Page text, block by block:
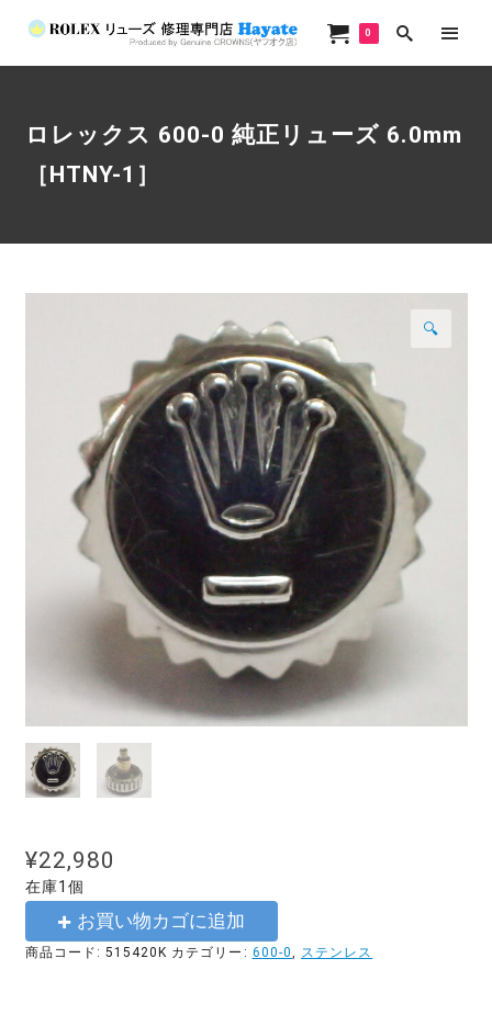
0
ロレックス 600-0 純正リューズ 6.0mm
［HTNY-1］
🔍
¥22,980
在庫1個
お買い物カゴに追加
商品コード: 515420K カテゴリー: 600-0, ステンレス